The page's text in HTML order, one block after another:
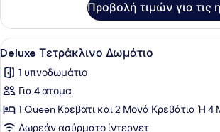
Twin
Room
Double
or
Twin
Προβολή τιμών για τις
Προβολή
όλων
των
φωτογραφιών
για
Deluxe
Ένα
3
Deluxe Τετράκλινο Δωμάτιο
1 υπνοδωμάτιο
Για 4 άτομα
1 Queen Κρεβάτι και 2 Μονά Κρεβάτια Ή 4
Δωρεάν ασύρματο ίντερνετ